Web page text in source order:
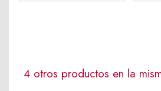
4 otros productos en la